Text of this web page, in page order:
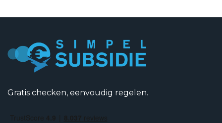
Gratis checken, eenvoudig regelen.